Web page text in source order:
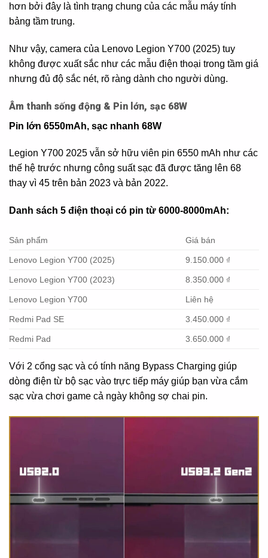
hơn bởi đây là tình trạng chung của các mẫu máy tính
bảng tầm trung.
Như vậy, camera của Lenovo Legion Y700 (2025) tuy
không được xuất sắc như các mẫu điện thoại trong tầm giá
nhưng đủ độ sắc nét, rõ ràng dành cho người dùng.
Âm thanh sống động & Pin lớn, sạc 68W
Pin lớn 6550mAh, sạc nhanh 68W
Legion Y700 2025 vẫn sở hữu viên pin 6550 mAh như các
thế hệ trước nhưng công suất sạc đã được tăng lên 68
thay vì 45 trên bản 2023 và bản 2022.
Danh sách 5 điện thoại có pin từ 6000-8000mAh:
Sản phẩm Giá bán
Lenovo Legion Y700 (2025) 9.150.000 ₫
Lenovo Legion Y700 (2023) 8.350.000 ₫
Lenovo Legion Y700 Liên hệ
Redmi Pad SE 3.450.000 ₫
Redmi Pad 3.650.000 ₫
Với 2 cổng sạc và có tính năng Bypass Charging giúp
dòng điện từ bộ sạc vào trực tiếp máy giúp bạn vừa cắm
sạc vừa chơi game cả ngày không sợ chai pin.